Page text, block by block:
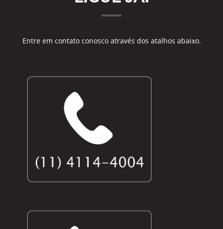
Entre em contato conosco através dos atalhos abaixo.